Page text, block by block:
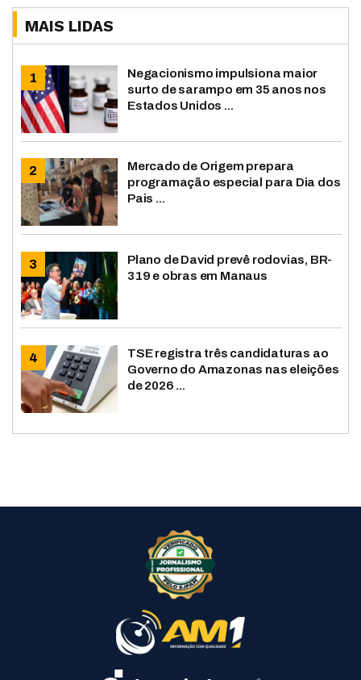
MAIS LIDAS
Negacionismo impulsiona maior
surto de sarampo em 35 anos nos
Estados Unidos ...
Mercado de Origem prepara
programação especial para Dia dos
Pais ...
Plano de David prevê rodovias, BR-
319 e obras em Manaus
TSE registra três candidaturas ao
Governo do Amazonas nas eleições
de 2026 ...